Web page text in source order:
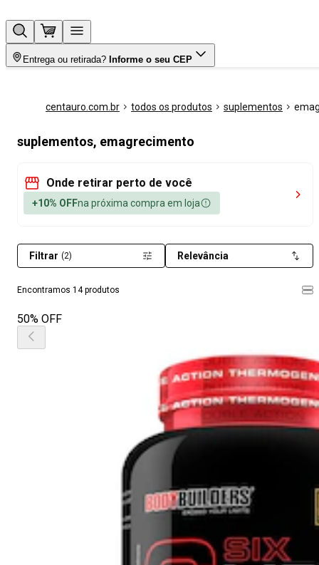
Entrega ou retirada? Informe o seu CEP
centauro.com.br todos os produtos suplementos
suplementos, emagrecimento
Onde retirar perto de você
+10% OFFna próxima compra em loja
Encontramos 14 produtos
Filtrar (2) Relevância
50% OFF